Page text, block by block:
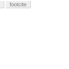
footcite